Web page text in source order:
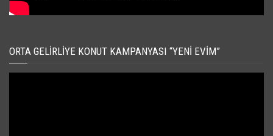
ORTA GELIRLIYE KONUT KAMPANYASI “YENI EVIM”